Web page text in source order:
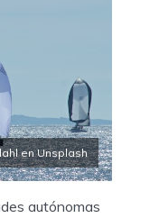
en Unsplash
autónomas